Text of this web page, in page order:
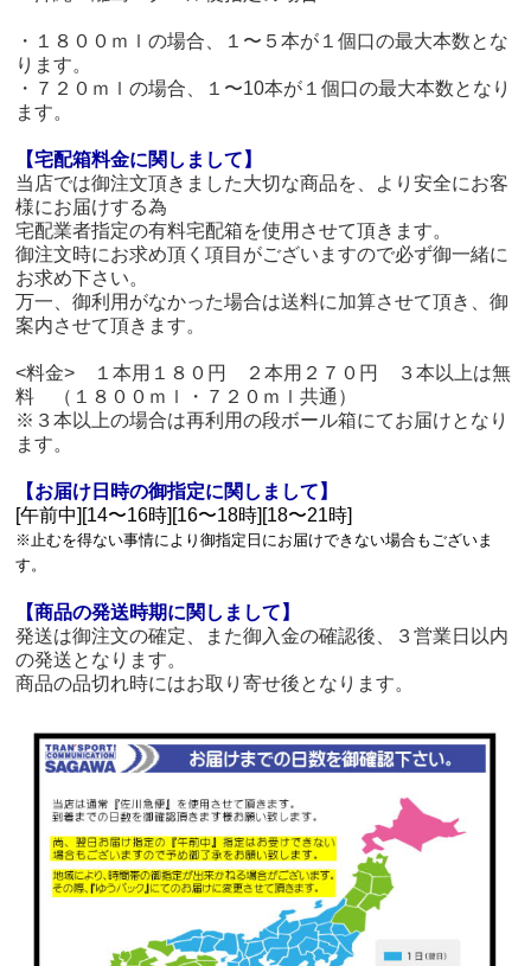
・１８００ｍｌの場合、１〜５本が１個口の最大本数とな
ります。
・７２０ｍｌの場合、１〜10本が１個口の最大本数となり
ます。
【宅配箱料金に関しまして】
当店では御注文頂きました大切な商品を、より安全にお客
様にお届けする為
宅配業者指定の有料宅配箱を使用させて頂きます。
御注文時にお求め頂く項目がございますので必ず御一緒に
お求め下さい。
万一、御利用がなかった場合は送料に加算させて頂き、御
案内させて頂きます。
<料金> １本用１８０円 ２本用２７０円 ３本以上は無
料 （１８００ｍｌ・７２０ｍｌ共通）
※３本以上の場合は再利用の段ボール箱にてお届けとなり
ます。
【お届け日時の御指定に関しまして】
[午前中][14〜16時][16〜18時][18〜21時]
※止むを得ない事情により御指定日にお届けできない場合もございま
す。
【商品の発送時期に関しまして】
発送は御注文の確定、また御入金の確認後、３営業日以内
の発送となります。
商品の品切れ時にはお取り寄せ後となります。